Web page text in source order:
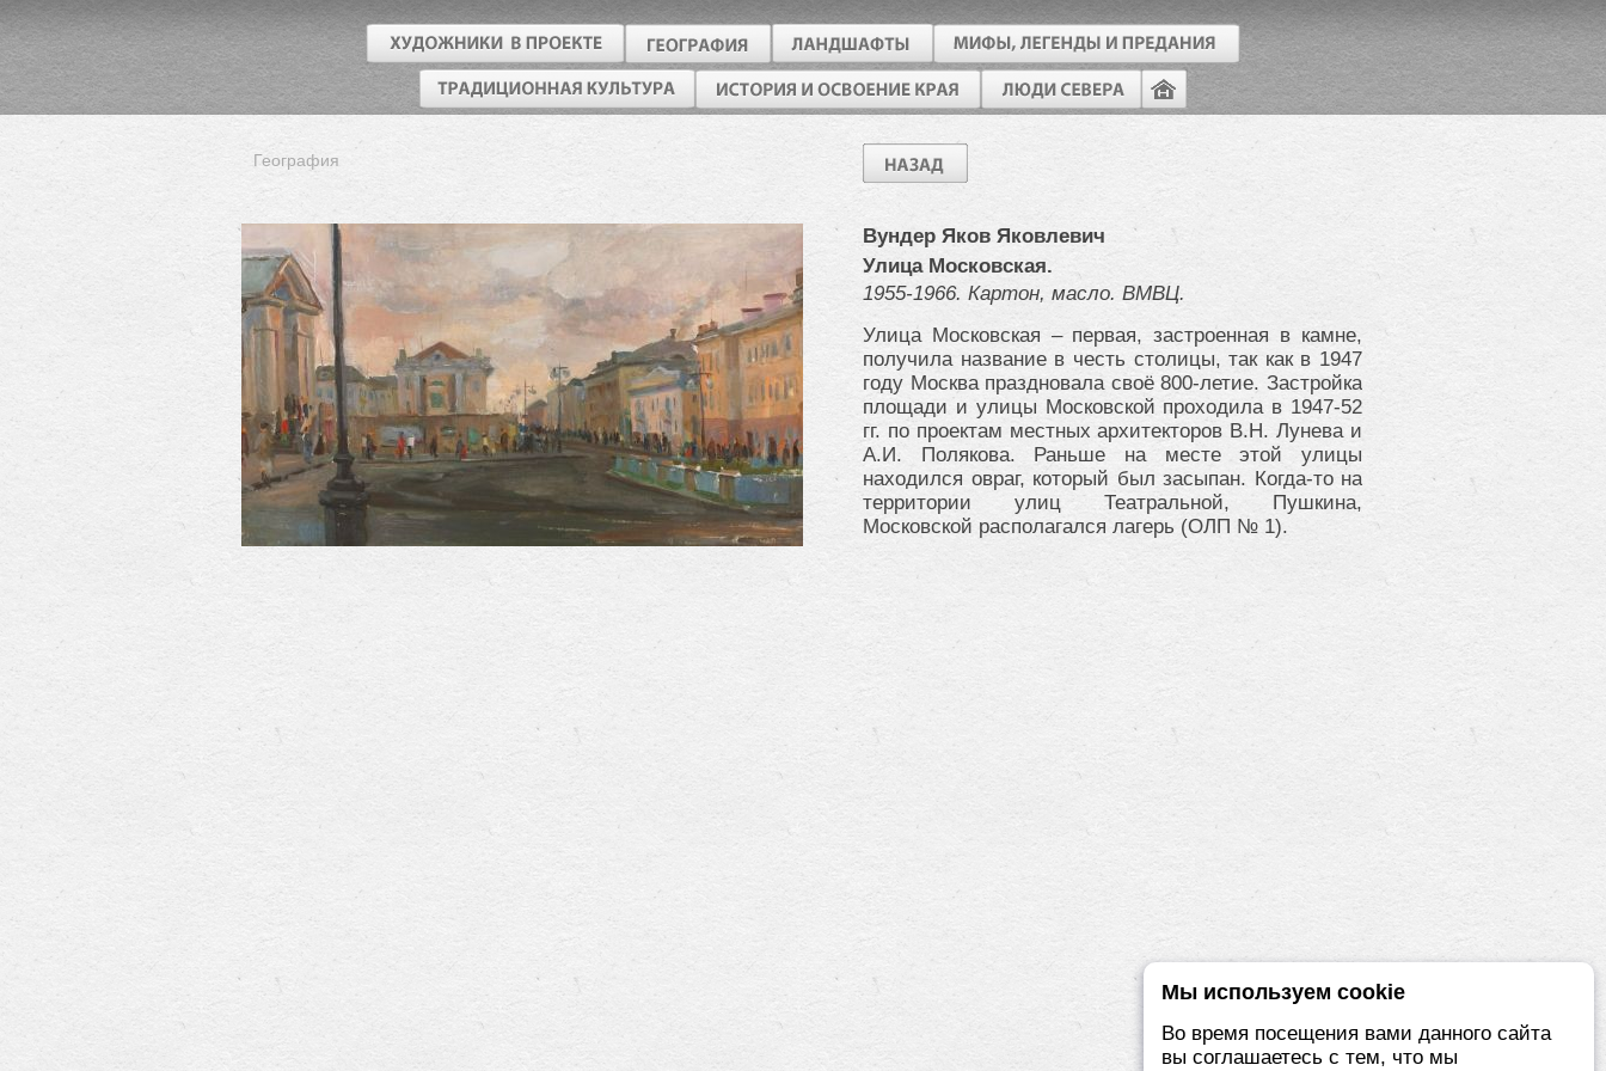
География
Вундер Яков Яковлевич
Улица Московская.
1955-1966. Картон, масло. ВМВЦ.
Улица Московская – первая, застроенная в камне,
получила название в честь столицы, так как в 1947
году Москва праздновала своё 800-летие. Застройка
площади и улицы Московской проходила в 1947-52
гг. по проектам местных архитекторов В.Н. Лунева и
А.И. Полякова. Раньше на месте этой улицы
находился овраг, который был засыпан. Когда-то на
территории улиц Театральной, Пушкина,
Московской располагался лагерь (ОЛП № 1).
Мы используем cookie
Во время посещения вами данного сайта
вы соглашаетесь с тем, что мы